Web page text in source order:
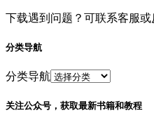
下载遇到问题？可联系客服或
分类导航
分类导航
关注公众号，获取最新书籍和教程